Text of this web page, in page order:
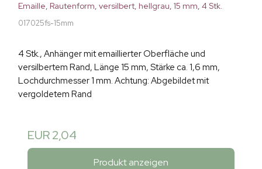
Emaille, Rautenform, versilbert, hellgrau, 15 mm, 4 Stk.
017025fs-15mm
4 Stk., Anhänger mit emaillierter Oberfläche und
versilbertem Rand, Länge 15 mm, Stärke ca. 1,6 mm,
Lochdurchmesser 1 mm. Achtung: Abgebildet mit
vergoldetem Rand
EUR 2,04
Produkt anzeigen